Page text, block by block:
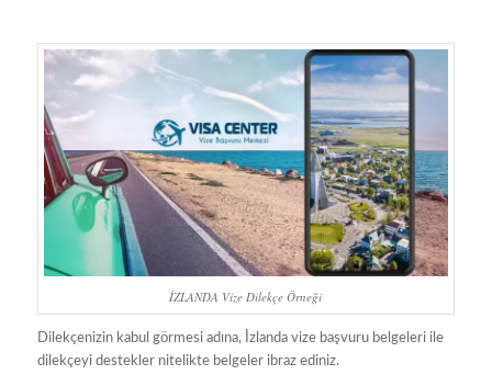
İZLANDA Vize Dilekçe Örneği
Dilekçenizin kabul görmesi adına, İzlanda vize başvuru belgeleri ile
dilekçeyi destekler nitelikte belgeler ibraz ediniz.